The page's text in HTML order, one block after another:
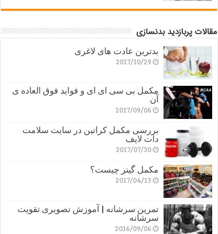
مقالات پربازدید بدنسازی
بدترین عادت های لاغری
2017/10/29
مکمل بی سی ای ای و فواید فوق العاده ی
آن
2017/09/06
بررسی مکمل کراتین در سایت سلامت
دات لایف
2017/07/30
مکمل گینر چیست؟
2017/04/13
تمرین سرشانه | آموزش تصویری تقویت
سرشانه
2016/09/06